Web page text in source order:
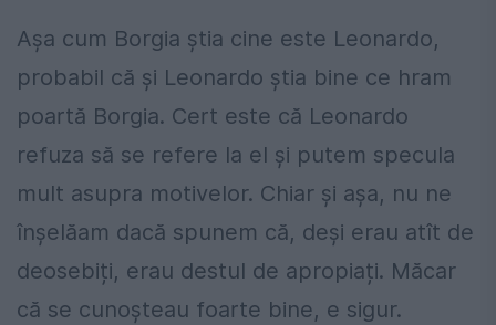
Așa cum Borgia știa cine este Leonardo,
probabil că și Leonardo știa bine ce hram
poartă Borgia. Cert este că Leonardo
refuza să se refere la el și putem specula
mult asupra motivelor. Chiar și așa, nu ne
înșelăam dacă spunem că, deși erau atît de
deosebiți, erau destul de apropiați. Măcar
că se cunoșteau foarte bine, e sigur.